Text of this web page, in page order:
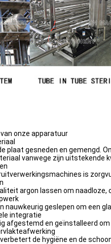
onze apparatuur
plaat gesneden en gemengd.
vanwege zijn uitstekende
is
argon lassen om
nauwkeurig geslepen om een
integratie
afgestemd en geïnstalleerd
de hygiëne en de